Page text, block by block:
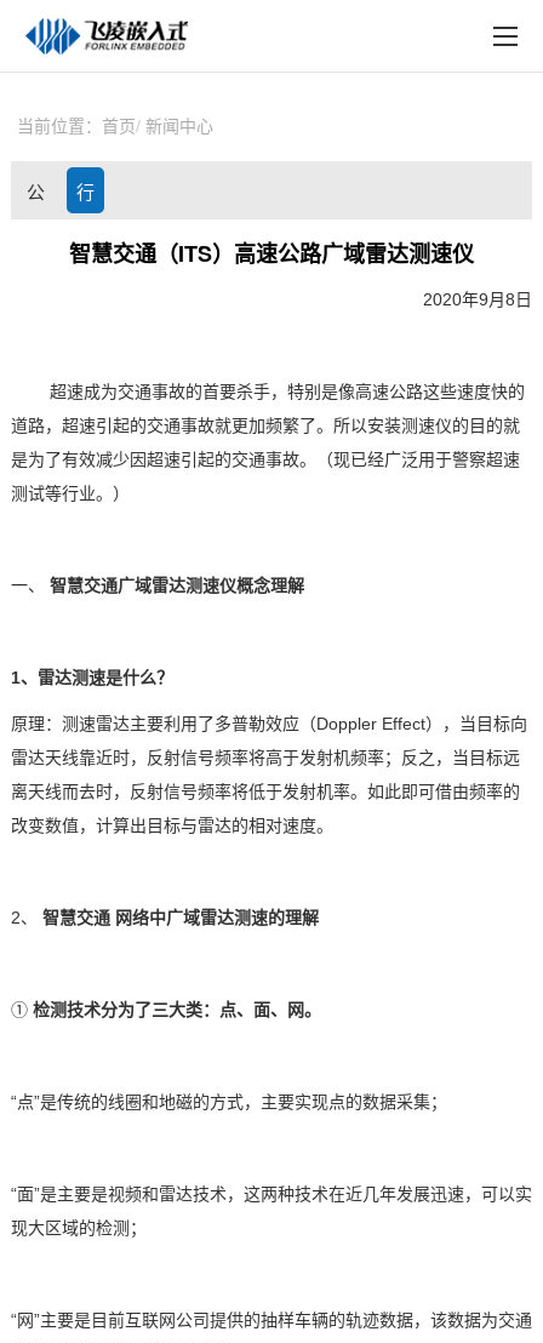
技术与支持
在线文档
天猫商城
淘宝商城
技术论坛
在线购买
当前位置： 首页 新闻中心
公 行
业
智慧交通（ITS）高速公路广域雷达测速仪
2020年9月8日
超速成为交通事故的首要杀手，特别是像高速公路这些速度快的
道路，超速引起的交通事故就更加频繁了。所以安装测速仪的目的就
是为了有效减少因超速引起的交通事故。（现已经广泛用于警察超速
测试等行业。 ）
一、 智慧交通广域雷达测速仪概念理解
1、雷达测速是什么？
原理：测速雷达主要利用了多普勒效应（Doppler Effect），当目标向
雷达天线靠近时，反射信号频率将高于发射机频率；反之，当目标远
离天线而去时，反射信号频率将低于发射机率。如此即可借由频率的
改变数值，计算出目标与雷达的相对速度。
2、 智慧交通 网络中广域雷达测速的理解
① 检测技术分为了三大类：点、面、网。
“点”是传统的线圈和地磁的方式，主要实现点的数据采集；
“面”是主要是视频和雷达技术，这两种技术在近几年发展迅速，可以实
现大区域的检测；
“网”主要是目前互联网公司提供的抽样车辆的轨迹数据，该数据为交通